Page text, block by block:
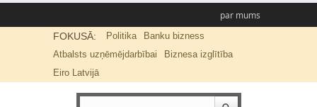
par mums
FOKUSĀ: Politika
Banku bizness
Atbalsts uzņēmējdarbībai
Biznesa izglītība
Eiro Latvijā